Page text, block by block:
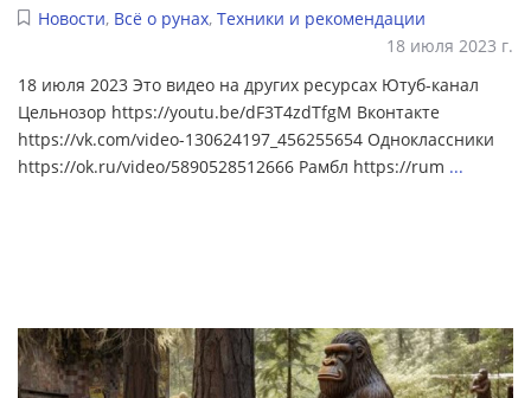
Новости, Всё о рунах, Техники и рекомендации
18 июля 2023 г.
18 июля 2023 Это видео на других ресурсах Ютуб-канал
Цельнозор https://youtu.be/dF3T4zdTfgM Вконтакте
https://vk.com/video-130624197_456255654 Одноклассники
https://ok.ru/video/5890528512666 Рамбл https://rum ...